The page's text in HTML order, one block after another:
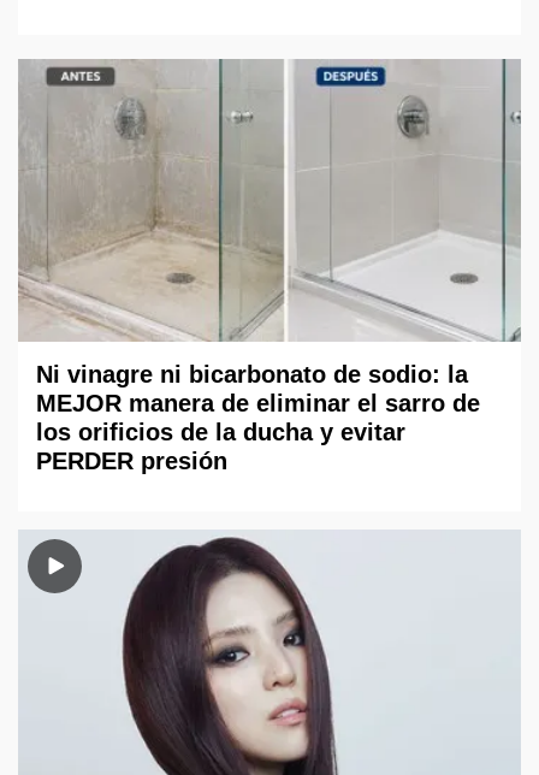
Ni vinagre ni bicarbonato de sodio: la
MEJOR manera de eliminar el sarro de
los orificios de la ducha y evitar
PERDER presión